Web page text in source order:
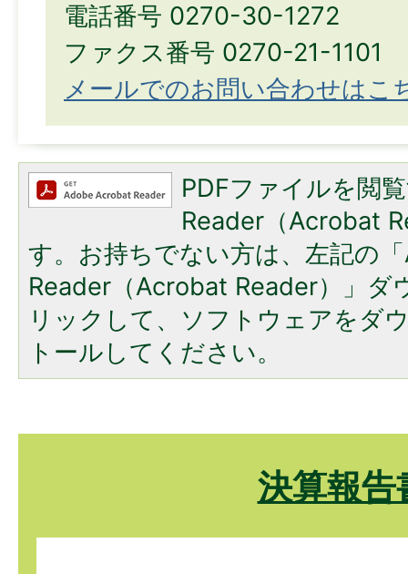
電話番号 0270-30-1272
ファクス番号 0270-21-1101
メールでのお問い合わせはこ
PDFファイルを閲
Reader（Acrobat
す。お持ちでない方は、左記の
Reader（Acrobat Reader）」ダ
リックして、ソフトウェアをダ
トールしてください。
決算報告